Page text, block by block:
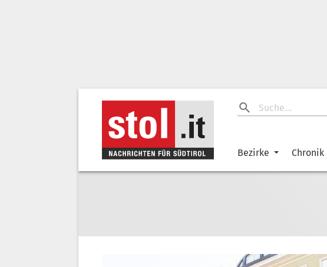
Bezirke Chronik